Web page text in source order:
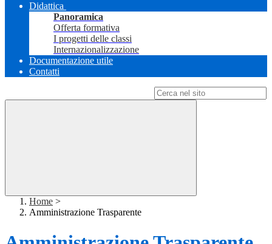
Didattica
Panoramica
Offerta formativa
I progetti delle classi
Internazionalizzazione
Documentazione utile
Contatti
Home >
Amministrazione Trasparente